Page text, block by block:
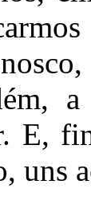
E,
uns